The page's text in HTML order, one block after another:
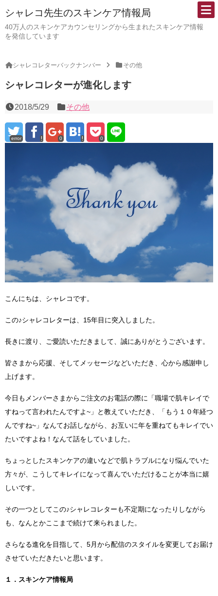
シャレコ先生のスキンケア情報局
40万人のスキンケアカウンセリングから生まれたスキンケア情報
を発信しています
シャレコレターバックナンバー その他
シャレコレターが進化します
2018/5/29 その他
error 0 0
こんにちは、シャレコです。
この♪シャレコレターは、15年目に突入しました。
長きに渡り、ご愛読いただきまして、誠にありがとうございます。
皆さまから応援、そしてメッセージなどいただき、心から感謝申し
上げます。
今日もメンバーさまからご注文のお電話の際に「職場で肌キレイで
すねって言われたんですよ~」と教えていただき、「もう１０年経つ
んですね~」なんてお話しながら、お互いに年を重ねてもキレイでい
たいですよね！なんて話をしていました。
ちょっとしたスキンケアの違いなどで肌トラブルになり悩んでいた
方々が、こうしてキレイになって喜んでいただけることが本当に嬉
しいです。
その一つとしてこの♪シャレコレターも不定期になったりしながら
も、なんとかここまで続けて来られました。
さらなる進化を目指して、5月から配信のスタイルを変更してお届け
させていただきたいと思います。
１．スキンケア情報局